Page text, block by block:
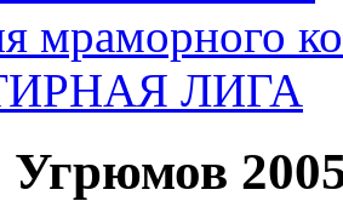
мраморного
ЛИГА
Угрюмов